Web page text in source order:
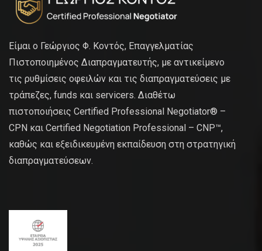
Είμαι ο Γεώργιος Φ. Κοντός, Επαγγελματίας
Πιστοποιημένος Διαπραγματευτής, με αντικείμενο
τις ρυθμίσεις οφειλών και τις διαπραγματεύσεις με
τράπεζες, funds και servicers. Διαθέτω
πιστοποιήσεις Certified Professional Negotiator® –
CPN και Certified Negotiation Professional – CNP™,
καθώς και εξειδικευμένη εκπαίδευση στη στρατηγική
διαπραγματεύσεων.